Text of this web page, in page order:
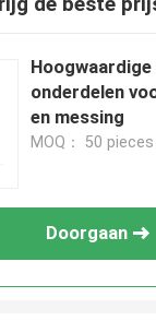
onderdelen
en messing
MOQ： 50 pieces
Doorgaan